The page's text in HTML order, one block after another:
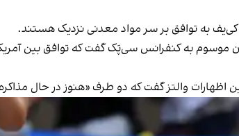
کی‌یف به توافق بر سر مواد معدنی نزدیک هستند.
به کنفرانس سی‌پَک گفت که توافق بین
اظهارات والتز گفت که دو طرف «هنوز در حال